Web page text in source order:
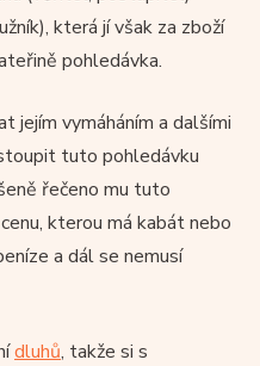
která jí však za zboží
pohledávka.
jejím vymáháním a dalšími
tuto pohledávku
řečeno mu tuto
kterou má kabát nebo
a dál se nemusí
dluhů, takže si s